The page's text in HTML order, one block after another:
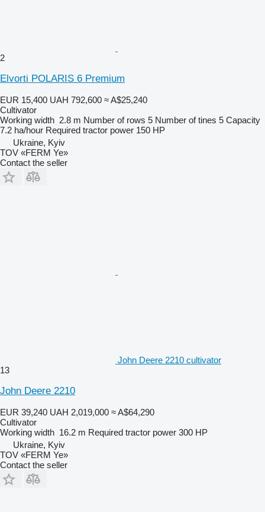
2
Elvorti POLARIS 6 Premium
EUR 15,400 UAH 792,600 ≈ A$25,240
Cultivator
Working width 2.8 m Number of rows 5 Number of tines 5 Capacity
7.2 ha/hour Required tractor power 150 HP
Ukraine, Kyiv
TOV «FERM Ye»
Contact the seller
John Deere 2210 cultivator
13
John Deere 2210
EUR 39,240 UAH 2,019,000 ≈ A$64,290
Cultivator
Working width 16.2 m Required tractor power 300 HP
Ukraine, Kyiv
TOV «FERM Ye»
Contact the seller